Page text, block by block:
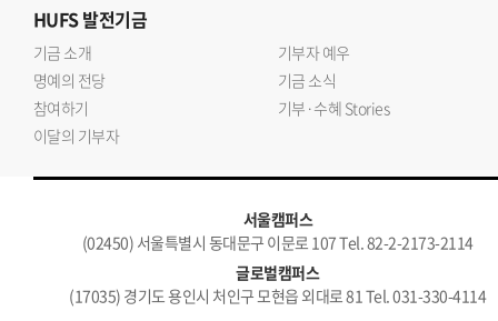
HUFS발전기금
기금 소개
기부자 예우
명예의 전당
기금 소식
참여하기
기부·수혜 Stories
이달의 기부자
서울캠퍼스
(02450) 서울특별시 동대문구 이문로 107 Tel. 82-2-2173-2114
글로벌캠퍼스
(17035) 경기도 용인시 처인구 모현읍 외대로 81 Tel. 031-330-4114